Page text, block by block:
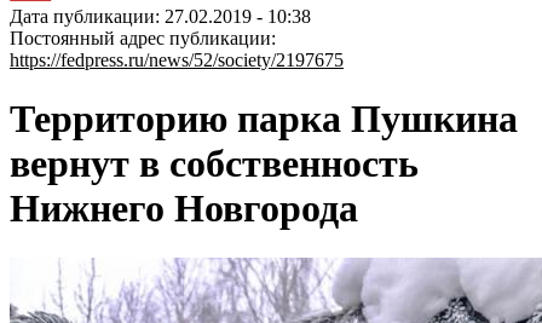
Дата публикации: 27.02.2019 - 10:38
Постоянный адрес публикации:
https://fedpress.ru/news/52/society/2197675
Территорию парка Пушкина
вернут в собственность
Нижнего Новгорода